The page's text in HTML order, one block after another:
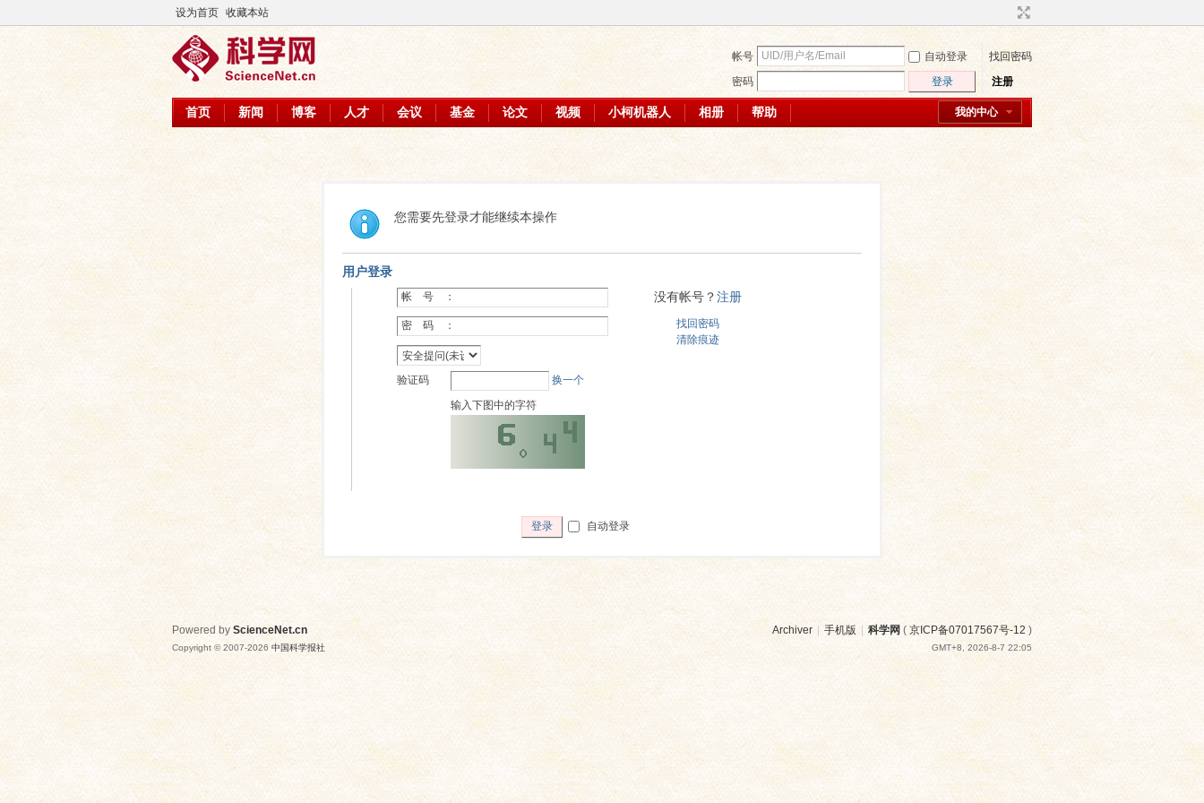
设为首页 收藏本站
帐号 自动登录
找回密码
密码
登录 注册
我的中心
首页 新闻 博客 人才 会议 基金 论文 视频 小柯机器人 相册 帮助
您需要先登录才能继续本操作
用户登录
帐 号 ：
密 码 ：
验证码
换一个
输入下图中的字符
没有帐号？注册
找回密码
清除痕迹
登录 自动登录
Archiver | 手机版 | 科学网 ( 京ICP备07017567号-12 )
GMT+8, 2026-8-7 22:05
Powered by ScienceNet.cn
Copyright © 2007-2026 中国科学报社